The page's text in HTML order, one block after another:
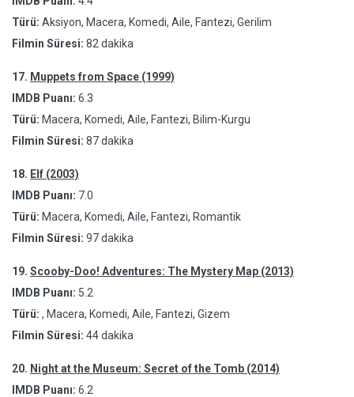
Türü: Aksiyon, Macera, Komedi, Aile, Fantezi, Gerilim
Filmin Süresi: 82 dakika
17. Muppets from Space (1999)
IMDB Puanı: 6.3
Türü: Macera, Komedi, Aile, Fantezi, Bilim-Kurgu
Filmin Süresi: 87 dakika
18. Elf (2003)
IMDB Puanı: 7.0
Türü: Macera, Komedi, Aile, Fantezi, Romantik
Filmin Süresi: 97 dakika
19. Scooby-Doo! Adventures: The Mystery Map (2013)
IMDB Puanı: 5.2
Türü: , Macera, Komedi, Aile, Fantezi, Gizem
Filmin Süresi: 44 dakika
20. Night at the Museum: Secret of the Tomb (2014)
IMDB Puanı: 6.2